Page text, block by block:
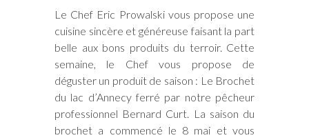
Le Chef Eric Prowalski vous propose une
cuisine sincère et généreuse faisant la part
belle aux bons produits du terroir. Cette
semaine, le Chef vous propose de
déguster un produit de saison : Le Brochet
du lac d’Annecy ferré par notre pêcheur
professionnel Bernard Curt. La saison du
brochet a commencé le 8 mai et vous